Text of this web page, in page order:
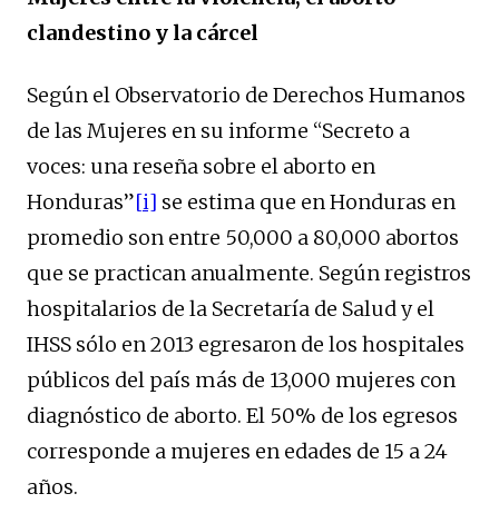
clandestino y la cárcel
Según el Observatorio de Derechos Humanos
de las Mujeres en su informe “Secreto a
voces: una reseña sobre el aborto en
Honduras”[i] se estima que en Honduras en
promedio son entre 50,000 a 80,000 abortos
que se practican anualmente. Según registros
hospitalarios de la Secretaría de Salud y el
IHSS sólo en 2013 egresaron de los hospitales
públicos del país más de 13,000 mujeres con
diagnóstico de aborto. El 50% de los egresos
corresponde a mujeres en edades de 15 a 24
años.